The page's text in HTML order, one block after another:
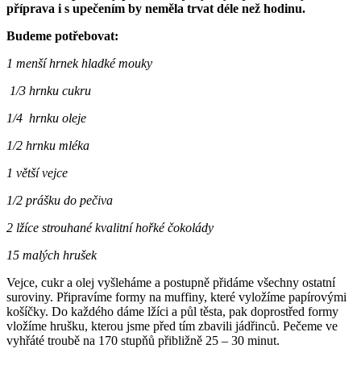
příprava i s upečením by neměla trvat déle než hodinu.
Budeme potřebovat:
1 menší hrnek hladké mouky
1/3 hrnku cukru
1/4 hrnku oleje
1/2 hrnku mléka
1 větší vejce
1/2 prášku do pečiva
2 lžíce strouhané kvalitní hořké čokolády
15 malých hrušek
Vejce, cukr a olej vyšleháme a postupně přidáme všechny ostatní
suroviny. Připravíme formy na muffiny, které vyložíme papírovými
košíčky. Do každého dáme lžíci a půl těsta, pak doprostřed formy
vložíme hrušku, kterou jsme před tím zbavili jádřinců. Pečeme ve
vyhřáté troubě na 170 stupňů přibližně 25 – 30 minut.